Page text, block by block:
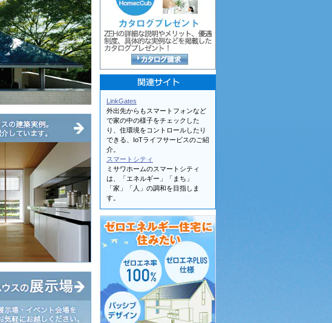
LinkGates
外出先からもスマートフォンなど
で家の中の様子をチェックした
り、住環境をコントロールしたり
できる、IoTライフサービスのご紹
介。
スマートシティ
ミサワホームのスマートシティ
は、「エネルギー」「まち」
「家」「人」の調和を目指しま
す。